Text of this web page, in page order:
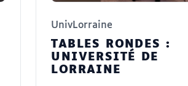
UnivLorraine
TABLES RONDES :
UNIVERSITÉ DE
LORRAINE